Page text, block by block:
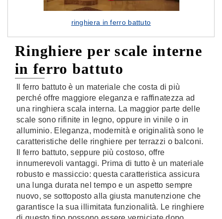
ringhiera in ferro battuto
Ringhiere per scale interne
in ferro battuto
Il ferro battuto è un materiale che costa di più
perché offre maggiore eleganza e raffinatezza ad
una ringhiera scala interna. La maggior parte delle
scale sono rifinite in legno, oppure in vinile o in
alluminio. Eleganza, modernità e originalità sono le
caratteristiche delle ringhiere per terrazzi o balconi.
Il ferro battuto, seppure più costoso, offre
innumerevoli vantaggi. Prima di tutto è un materiale
robusto e massiccio: questa caratteristica assicura
una lunga durata nel tempo e un aspetto sempre
nuovo, se sottoposto alla giusta manutenzione che
garantisce la sua illimitata funzionalità. Le ringhiere